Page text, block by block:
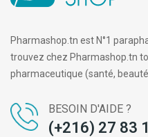
Pharmashop.tn est N°1
trouvez chez Pharmashop.tn
pharmaceutique (santé,
BESOIN D'AIDE ?
(+216) 27 83